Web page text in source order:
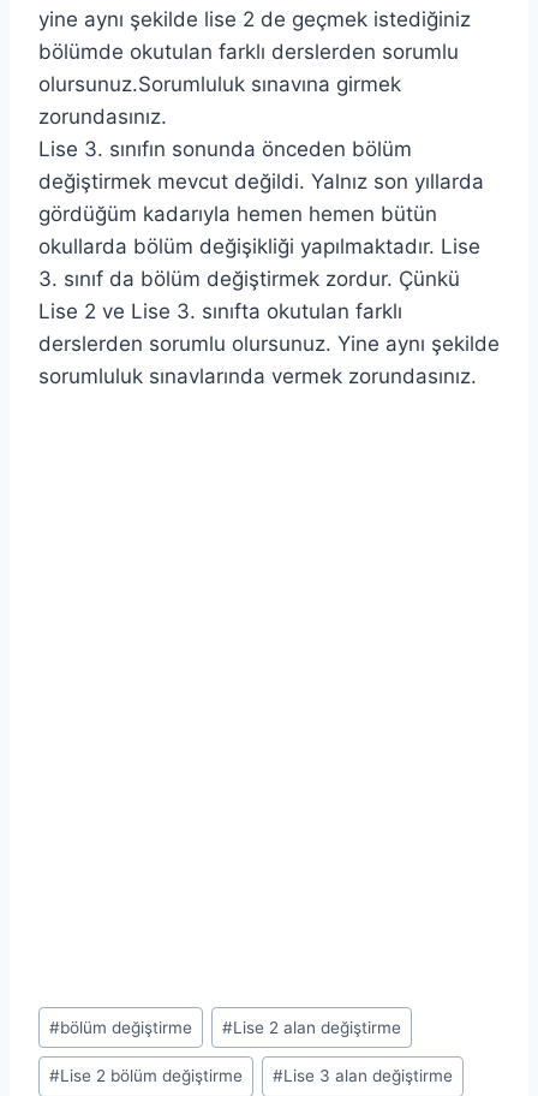
yine aynı şekilde lise 2 de geçmek istediğiniz
bölümde okutulan farklı derslerden sorumlu
olursunuz.Sorumluluk sınavına girmek
zorundasınız.
Lise 3. sınıfın sonunda önceden bölüm
değiştirmek mevcut değildi. Yalnız son yıllarda
gördüğüm kadarıyla hemen hemen bütün
okullarda bölüm değişikliği yapılmaktadır. Lise
3. sınıf da bölüm değiştirmek zordur. Çünkü
Lise 2 ve Lise 3. sınıfta okutulan farklı
derslerden sorumlu olursunuz. Yine aynı şekilde
sorumluluk sınavlarında vermek zorundasınız.
Post
Tags:
#bölüm değiştirme #Lise 2 alan değiştirme
#Lise 2 bölüm değiştirme #Lise 3 alan değiştirme